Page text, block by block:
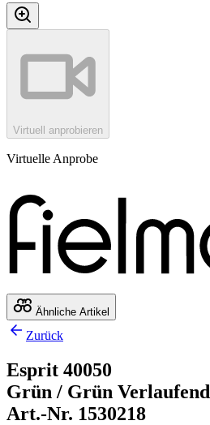
Virtuell anprobieren
Virtuelle Anprobe
Ähnliche Artikel
Zurück
Esprit 40050
Grün / Grün Verlaufend
Art.-Nr. 1530218